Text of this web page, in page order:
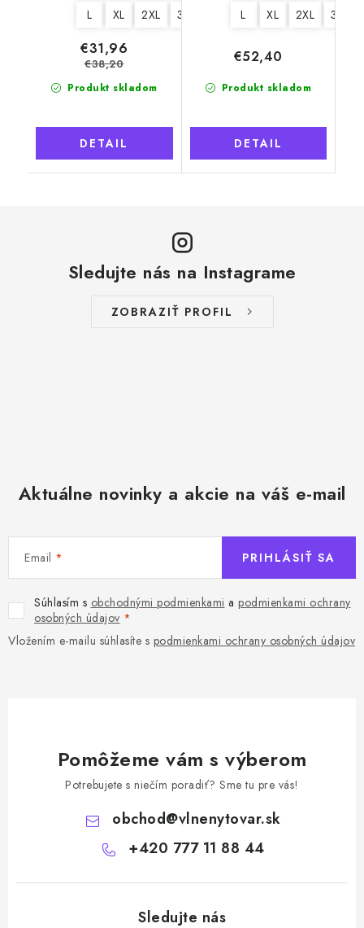
L XL 2XL 3XL
Produkt skladom
€31,96
€38,20
DETAIL
L XL 2XL 3XL
Produkt skladom
€52,40
DETAIL
Sledujte nás na Instagrame
ZOBRAZIŤ PROFIL
Aktuálne novinky a akcie na váš e-mail
Email
Súhlasím s obchodnými podmienkami a podmienkami ochrany
osobných údajov
Vložením e-mailu súhlasíte s podmienkami ochrany osobných údajov
PRIHLÁSIŤ SA
Pomôžeme vám s výberom
Potrebujete s niečím poradiť? Sme tu pre vás!
obchod@vlnenytovar.sk
+420 777 11 88 44